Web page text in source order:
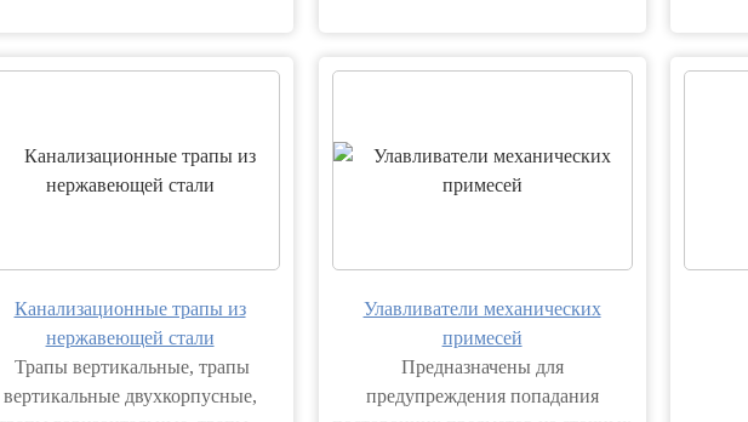
Канализационные трапы из
нержавеющей стали
Трапы вертикальные, трапы
вертикальные двухкорпусные,
Улавливатели механических
примесей
Предназначены для
предупреждения попадания